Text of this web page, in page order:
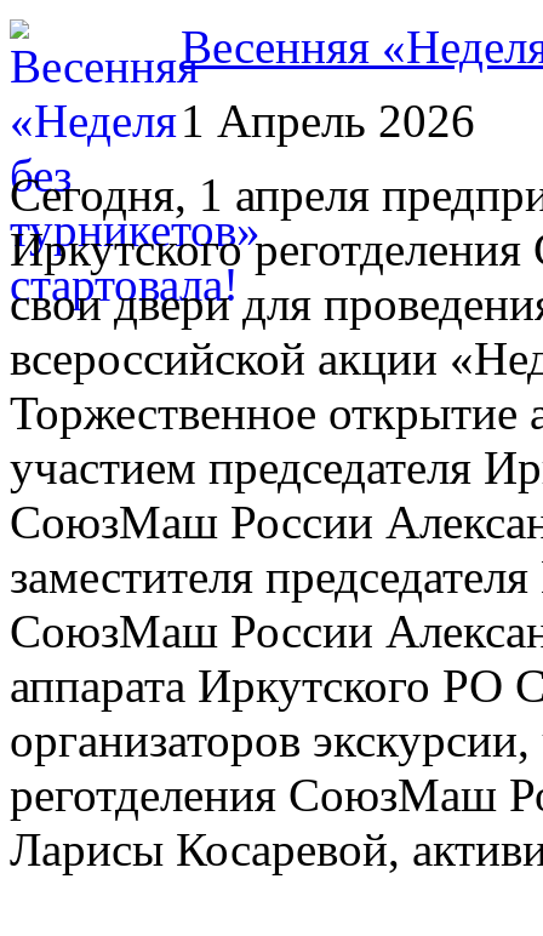
Весенняя
1 Апрель 2026
Сегодня, 1 апреля
Иркутского
свои двери для
всероссийской акции
Торжественное
участием председателя
СоюзМаш России
заместителя
СоюзМаш России
аппарата Иркутского
организаторов
реготделения СоюзМаш
Ларисы Косаревой,